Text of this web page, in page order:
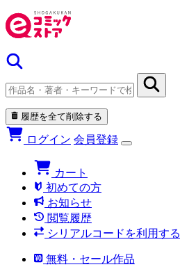
履歴を全て削除する
ログイン 会員登録
カート
初めての方
お知らせ
閲覧履歴
シリアルコードを利用する
無料・セール作品